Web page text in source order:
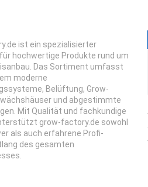
ist ein spezialisierter
hochwertige Produkte rund um
Das Sortiment umfasst
moderne
Belüftung, Grow-
und abgestimmte
Mit Qualität und fachkundige
grow-factory.de sowohl
als auch erfahrene Profi-
des gesamten